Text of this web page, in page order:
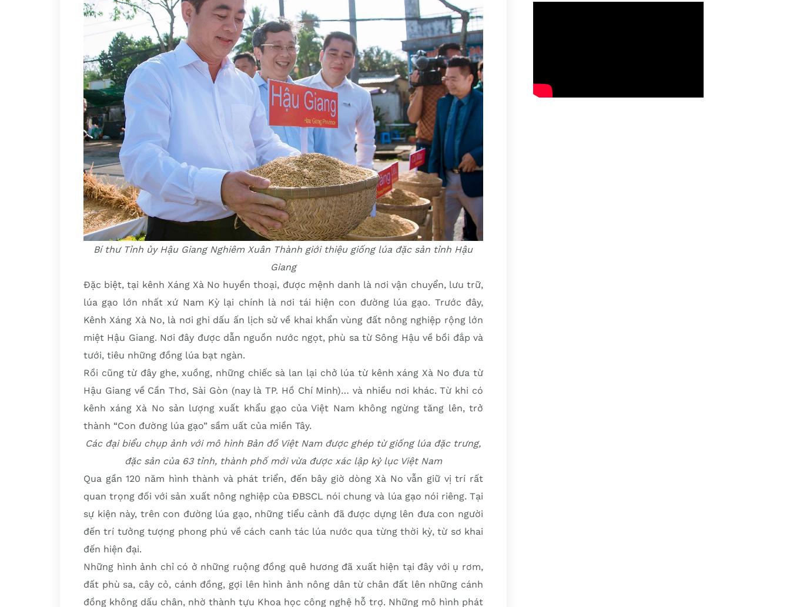
Bí thư Tỉnh ủy Hậu Giang Nghiêm Xuân Thành giới thiệu giống lúa đặc sản tỉnh Hậu
Giang
Đặc biệt, tại kênh Xáng Xà No huyền thoại, được mệnh danh là nơi vận chuyển, lưu trữ,
lúa gạo lớn nhất xứ Nam Kỳ lại chính là nơi tái hiện con đường lúa gạo. Trước đây,
Kênh Xáng Xà No, là nơi ghi dấu ấn lịch sử về khai khẩn vùng đất nông nghiệp rộng lớn
miệt Hậu Giang. Nơi đây được dẫn nguồn nước ngọt, phù sa từ Sông Hậu về bồi đắp và
tưới, tiêu những đồng lúa bạt ngàn.
Rồi cũng từ đây ghe, xuồng, những chiếc sà lan lại chở lúa từ kênh xáng Xà No đưa từ
Hậu Giang về Cần Thơ, Sài Gòn (nay là TP. Hồ Chí Minh)… và nhiều nơi khác. Từ khi có
kênh xáng Xà No sản lượng xuất khẩu gạo của Việt Nam không ngừng tăng lên, trở
thành “Con đường lúa gạo” sầm uất của miền Tây.
Các đại biểu chụp ảnh với mô hình Bản đồ Việt Nam được ghép từ giống lúa đặc trưng,
đặc sản của 63 tỉnh, thành phố mới vừa được xác lập kỷ lục Việt Nam
Qua gần 120 năm hình thành và phát triển, đến bây giờ dòng Xà No vẫn giữ vị trí rất
quan trọng đối với sản xuất nông nghiệp của ĐBSCL nói chung và lúa gạo nói riêng. Tại
sự kiện này, trên con đường lúa gạo, những tiểu cảnh đã được dựng lên đưa con người
đến trí tưởng tượng phong phú về cách canh tác lúa nước qua từng thời kỳ, từ sơ khai
đến hiện đại.
Những hình ảnh chỉ có ở những ruộng đồng quê hương đã xuất hiện tại đây với ụ rơm,
đất phù sa, cây cỏ, cánh đồng, gợi lên hình ảnh nông dân từ chân đất lên những cánh
đồng không dấu chân, nhờ thành tựu Khoa học công nghệ hỗ trợ. Những mô hình phát